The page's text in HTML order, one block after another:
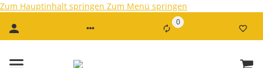
Zum Hauptinhalt springen Zum Menü springen
0